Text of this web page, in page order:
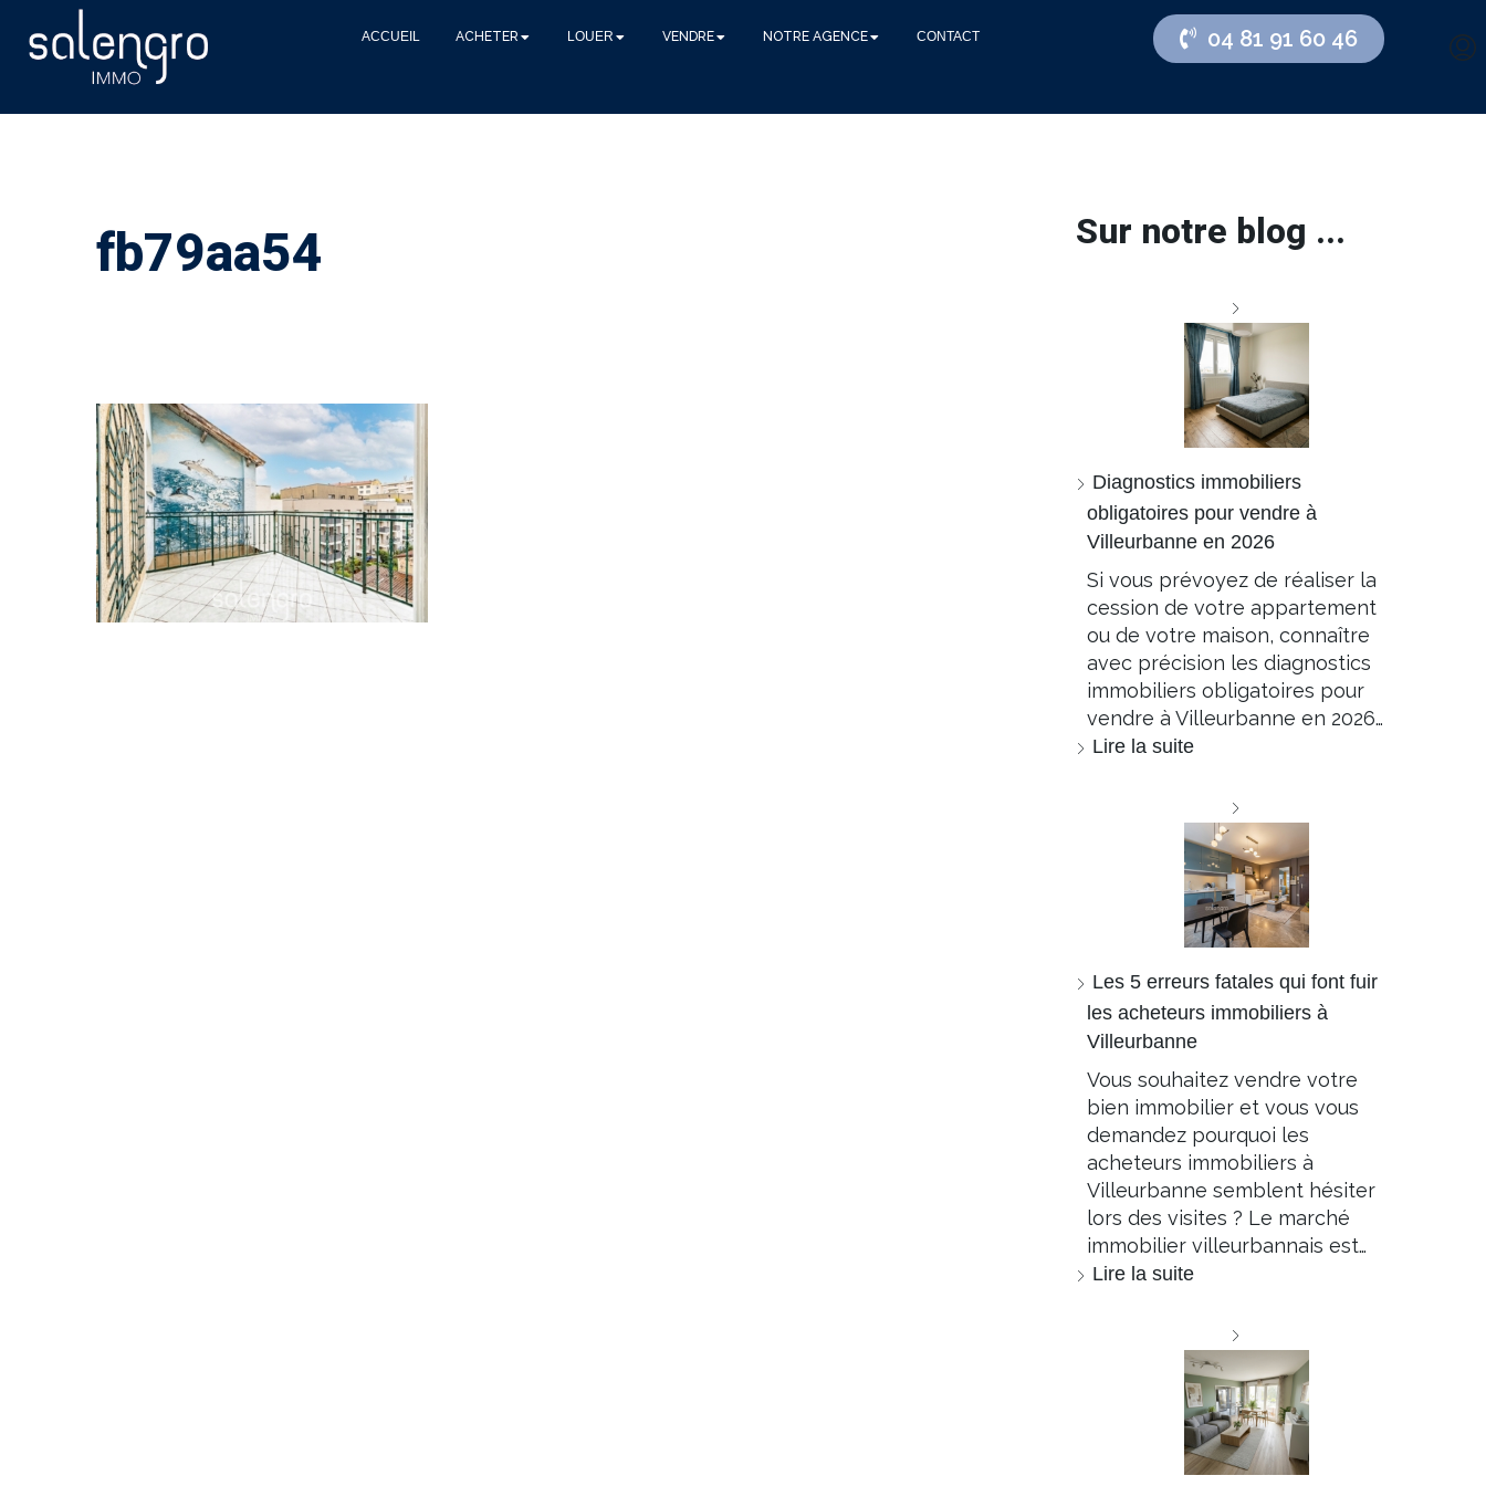
ACCUEIL ACHETER LOUER VENDRE NOTRE AGENCE CONTACT 04 81 91 60 46
fb79aa54 Sur notre blog ...
Diagnostics immobiliers
obligatoires pour vendre à
Villeurbanne en 2026
Si vous prévoyez de réaliser la
cession de votre appartement
ou de votre maison, connaître
avec précision les diagnostics
immobiliers obligatoires pour
vendre à Villeurbanne en 2026…
Lire la suite
Les 5 erreurs fatales qui font fuir
les acheteurs immobiliers à
Villeurbanne
Vous souhaitez vendre votre
bien immobilier et vous vous
demandez pourquoi les
acheteurs immobiliers à
Villeurbanne semblent hésiter
lors des visites ? Le marché
immobilier villeurbannais est…
Lire la suite